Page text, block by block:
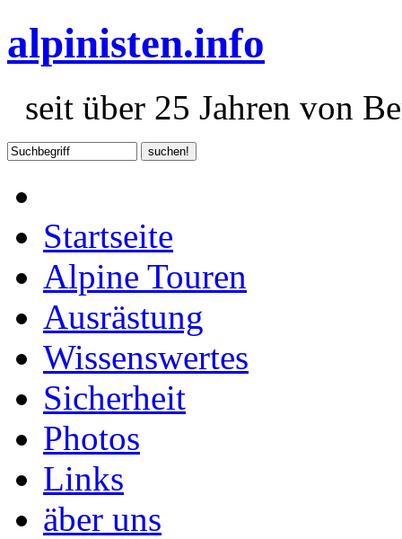
alpinisten.info
seit über 25 Jahren von
Startseite
Alpine Touren
Ausrästung
Wissenswertes
Sicherheit
Photos
Links
äber uns